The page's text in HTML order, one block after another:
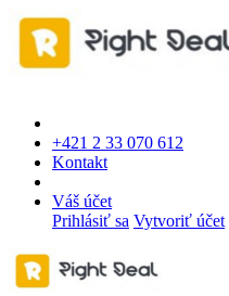
+421 2 33 070 612
Kontakt
Váš účet
Prihlásiť sa Vytvoriť účet